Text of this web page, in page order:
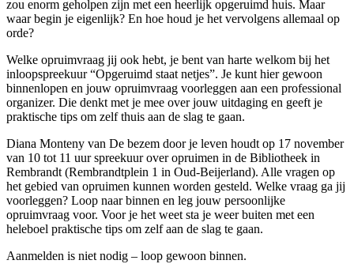
zou enorm geholpen zijn met een heerlijk opgeruimd huis. Maar
waar begin je eigenlijk? En hoe houd je het vervolgens allemaal op
orde?
Welke opruimvraag jij ook hebt, je bent van harte welkom bij het
inloopspreekuur “Opgeruimd staat netjes”. Je kunt hier gewoon
binnenlopen en jouw opruimvraag voorleggen aan een professional
organizer. Die denkt met je mee over jouw uitdaging en geeft je
praktische tips om zelf thuis aan de slag te gaan.
Diana Monteny van De bezem door je leven houdt op 17 november
van 10 tot 11 uur spreekuur over opruimen in de Bibliotheek in
Rembrandt (Rembrandtplein 1 in Oud-Beijerland). Alle vragen op
het gebied van opruimen kunnen worden gesteld. Welke vraag ga jij
voorleggen? Loop naar binnen en leg jouw persoonlijke
opruimvraag voor. Voor je het weet sta je weer buiten met een
heleboel praktische tips om zelf aan de slag te gaan.
Aanmelden is niet nodig – loop gewoon binnen.